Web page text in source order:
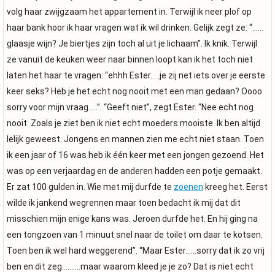
volg haar zwijgzaam het appartement in. Terwijl ik neer plof op
haar bank hoor ik haar vragen wat ik wil drinken. Gelijk zegt ze: “……
glaasje wijn? Je biertjes zijn toch al uit je lichaam”. Ik knik. Terwijl
ze vanuit de keuken weer naar binnen loopt kan ik het toch niet
laten het haar te vragen: “ehhh Ester…..je zij net iets over je eerste
keer seks? Heb je het echt nog nooit met een man gedaan? Oooo
sorry voor mijn vraag…..”. “Geeft niet”, zegt Ester. “Nee echt nog
nooit. Zoals je ziet ben ik niet echt moeders mooiste. Ik ben altijd
lelijk geweest. Jongens en mannen zien me echt niet staan. Toen
ik een jaar of 16 was heb ik één keer met een jongen gezoend. Het
was op een verjaardag en de anderen hadden een potje gemaakt.
Er zat 100 gulden in. Wie met mij durfde te zoenen kreeg het. Eerst
wilde ik jankend wegrennen maar toen bedacht ik mij dat dit
misschien mijn enige kans was. Jeroen durfde het. En hij ging na
een tongzoen van 1 minuut snel naar de toilet om daar te kotsen.
Toen ben ik wel hard weggerend”. “Maar Ester……sorry dat ik zo vrij
ben en dit zeg……….maar waarom kleed je je zo? Dat is niet echt